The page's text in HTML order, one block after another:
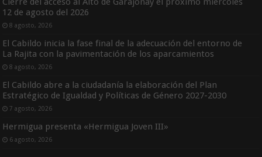
12 de agosto del 2026
8 agosto, 2026
El Cabildo inicia la fase final de la adecuación del entorno de
La Rajita con la pavimentación de los aparcamientos
8 agosto, 2026
El Cabildo abre a la ciudadanía la elaboración del Plan
Estratégico de Igualdad y Políticas de Género 2027-2030
7 agosto, 2026
Hermigua presenta «Hermigua Joven III»
6 agosto, 2026